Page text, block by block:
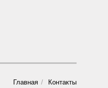
Главная Контакты